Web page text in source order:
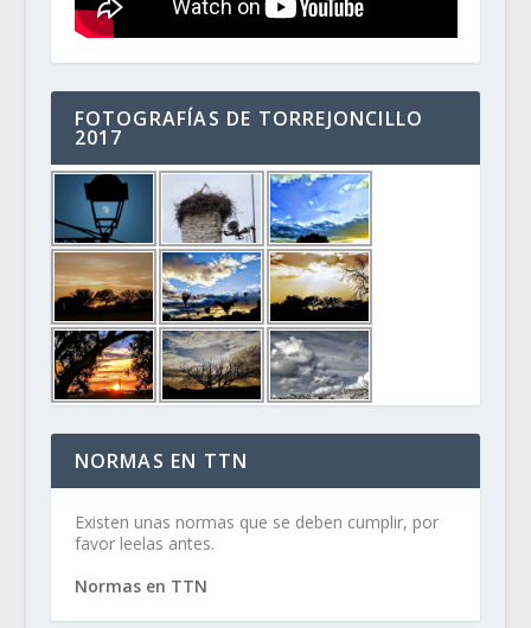
FOTOGRAFÍAS DE TORREJONCILLO
2017
NORMAS EN TTN
Existen unas normas que se deben cumplir, por
favor leelas antes.
Normas en TTN